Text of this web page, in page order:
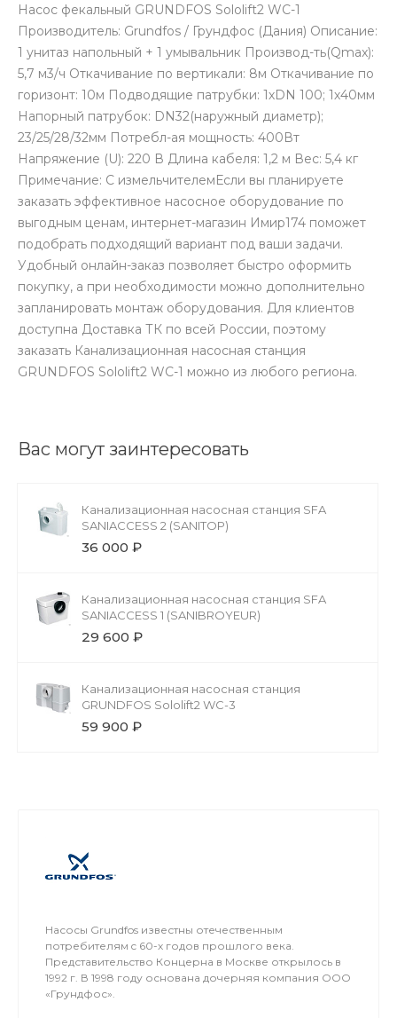
Насос фекальный GRUNDFOS Sololift2 WC-1
Производитель: Grundfos / Грундфос (Дания) Описание:
1 унитаз напольный + 1 умывальник Производ-ть(Qmax):
5,7 м3/ч Откачивание по вертикали: 8м Откачивание по
горизонт: 10м Подводящие патрубки: 1хDN 100; 1х40мм
Напорный патрубок: DN32(наружный диаметр);
23/25/28/32мм Потребл-ая мощность: 400Вт
Напряжение (U): 220 В Длина кабеля: 1,2 м Вес: 5,4 кг
Примечание: С измельчителемЕсли вы планируете
заказать эффективное насосное оборудование по
выгодным ценам, интернет-магазин Имир174 поможет
подобрать подходящий вариант под ваши задачи.
Удобный онлайн-заказ позволяет быстро оформить
покупку, а при необходимости можно дополнительно
запланировать монтаж оборудования. Для клиентов
доступна Доставка ТК по всей России, поэтому
заказать Канализационная насосная станция
GRUNDFOS Sololift2 WC-1 можно из любого региона.
Вас могут заинтересовать
Канализационная насосная станция SFA
SANIACCESS 2 (SANITOP)
36 000 ₽
Канализационная насосная станция SFA
SANIACCESS 1 (SANIBROYEUR)
29 600 ₽
Канализационная насосная станция
GRUNDFOS Sololift2 WC-3
59 900 ₽
Насосы Grundfos известны отечественным
потребителям c 60-х годов прошлого века.
Представительство Концерна в Москве открылось в
1992 г. В 1998 году основана дочерняя компания ООО
«Грундфос».